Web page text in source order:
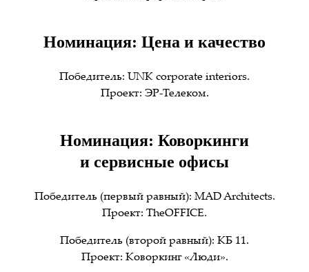
Номинация: Цена и качество
Победитель: UNK corporate interiors.
Проект: ЭР-Телеком.
Номинация: Коворкинги
и сервисные офисы
Победитель (первый равный): MAD Architects.
Проект: TheOFFICE.
Победитель (второй равный): КБ 11.
Проект: Коворкинг «Люди».